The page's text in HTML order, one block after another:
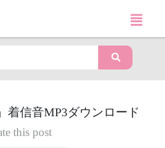
着信音MP3ダウンロード
this post